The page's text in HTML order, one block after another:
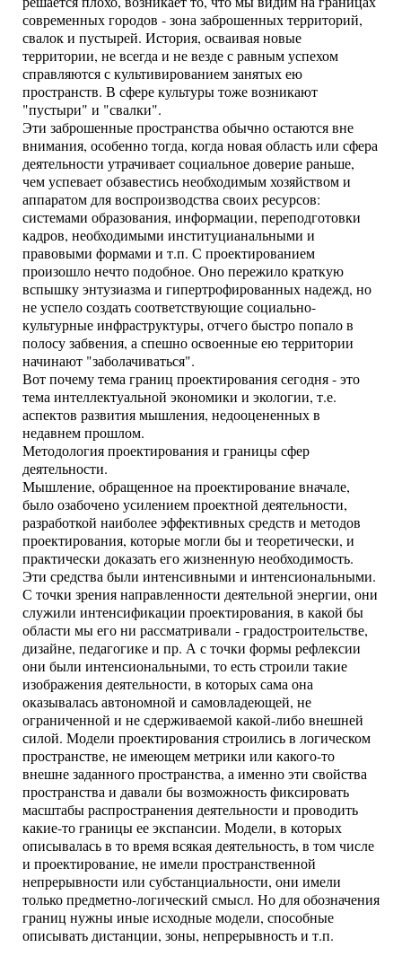
современных городов - зона заброшенных территорий,
свалок и пустырей. История, осваивая новые
территории, не всегда и не везде с равным успехом
справляются с культивированием занятых ею
пространств. В сфере культуры тоже возникают
"пустыри" и "свалки".
Эти заброшенные пространства обычно остаются вне
внимания, особенно тогда, когда новая область или сфера
деятельности утрачивает социальное доверие раньше,
чем успевает обзавестись необходимым хозяйством и
аппаратом для воспроизводства своих ресурсов:
системами образования, информации, переподготовки
кадров, необходимыми институцианальными и
правовыми формами и т.п. С проектированием
произошло нечто подобное. Оно пережило краткую
вспышку энтузиазма и гипертрофированных надежд, но
не успело создать соответствующие социально-
культурные инфраструктуры, отчего быстро попало в
полосу забвения, а спешно освоенные ею территории
начинают "заболачиваться".
Вот почему тема границ проектирования сегодня - это
тема интеллектуальной экономики и экологии, т.е.
аспектов развития мышления, недооцененных в
недавнем прошлом.
Методология проектирования и границы сфер
деятельности.
Мышление, обращенное на проектирование вначале,
было озабочено усилением проектной деятельности,
разработкой наиболее эффективных средств и методов
проектирования, которые могли бы и теоретически, и
практически доказать его жизненную необходимость.
Эти средства были интенсивными и интенсиональными.
С точки зрения направленности деятельной энергии, они
служили интенсификации проектирования, в какой бы
области мы его ни рассматривали - градостроительстве,
дизайне, педагогике и пр. А с точки формы рефлексии
они были интенсиональными, то есть строили такие
изображения деятельности, в которых сама она
оказывалась автономной и самовладеющей, не
ограниченной и не сдерживаемой какой-либо внешней
силой. Модели проектирования строились в логическом
пространстве, не имеющем метрики или какого-то
внешне заданного пространства, а именно эти свойства
пространства и давали бы возможность фиксировать
масштабы распространения деятельности и проводить
какие-то границы ее экспансии. Модели, в которых
описывалась в то время всякая деятельность, в том числе
и проектирование, не имели пространственной
непрерывности или субстанциальности, они имели
только предметно-логический смысл. Но для обозначения
границ нужны иные исходные модели, способные
описывать дистанции, зоны, непрерывность и т.п.